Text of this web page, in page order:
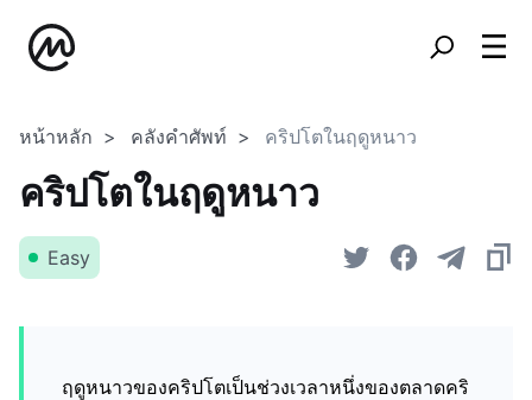
หน้าหลัก คลังคำศัพท์ คริปโตในฤดูหนาว
คริปโตในฤดูหนาว
Easy
ฤดูหนาวของคริปโตเป็นช่วงเวลาหนึ่งของตลาดคริ